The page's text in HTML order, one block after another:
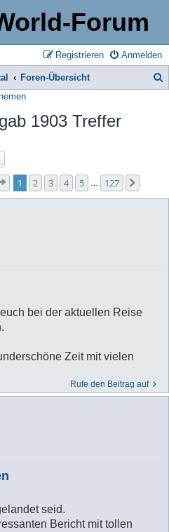
Forum
Anmelden
Registrieren
Foren-Übersicht
1903 Treffer
Seite von 127
1 2 3 4 5 127
bei der aktuellen Reise
Zeit mit vielen
Rufe den Beitrag auf
seid.
Bericht mit tollen